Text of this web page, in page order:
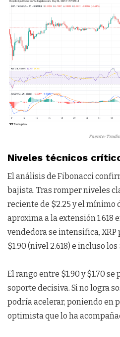
Fuente:
Niveles técnicos
El análisis de Fibonacci
bajista. Tras romper niveles
reciente de $2.25 y el mínimo
aproxima a la extensión 1.618
vendedora se intensifica,
$1.90 (nivel 2.618) e incluso los
El rango entre $1.90 y $1.70
soporte decisiva. Si no logra
podría acelerar, poniendo en
optimista que lo ha